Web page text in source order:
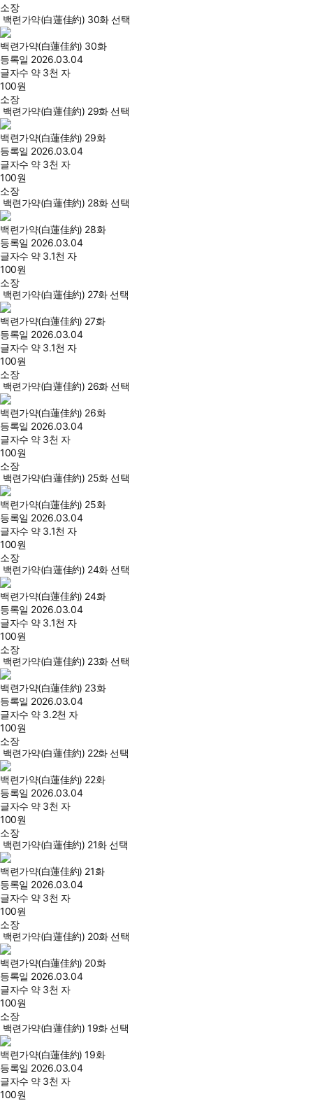
소장
백련가약(白蓮佳約) 30화 선택
백련가약(白蓮佳約) 30화
등록일 2026.03.04
글자수 약 3천 자
100원
소장
백련가약(白蓮佳約) 29화 선택
백련가약(白蓮佳約) 29화
등록일 2026.03.04
글자수 약 3천 자
100원
소장
백련가약(白蓮佳約) 28화 선택
백련가약(白蓮佳約) 28화
등록일 2026.03.04
글자수 약 3.1천 자
100원
소장
백련가약(白蓮佳約) 27화 선택
백련가약(白蓮佳約) 27화
등록일 2026.03.04
글자수 약 3.1천 자
100원
소장
백련가약(白蓮佳約) 26화 선택
백련가약(白蓮佳約) 26화
등록일 2026.03.04
글자수 약 3천 자
100원
소장
백련가약(白蓮佳約) 25화 선택
백련가약(白蓮佳約) 25화
등록일 2026.03.04
글자수 약 3.1천 자
100원
소장
백련가약(白蓮佳約) 24화 선택
백련가약(白蓮佳約) 24화
등록일 2026.03.04
글자수 약 3.1천 자
100원
소장
백련가약(白蓮佳約) 23화 선택
백련가약(白蓮佳約) 23화
등록일 2026.03.04
글자수 약 3.2천 자
100원
소장
백련가약(白蓮佳約) 22화 선택
백련가약(白蓮佳約) 22화
등록일 2026.03.04
글자수 약 3천 자
100원
소장
백련가약(白蓮佳約) 21화 선택
백련가약(白蓮佳約) 21화
등록일 2026.03.04
글자수 약 3천 자
100원
소장
백련가약(白蓮佳約) 20화 선택
백련가약(白蓮佳約) 20화
등록일 2026.03.04
글자수 약 3천 자
100원
소장
백련가약(白蓮佳約) 19화 선택
백련가약(白蓮佳約) 19화
등록일 2026.03.04
글자수 약 3천 자
100원